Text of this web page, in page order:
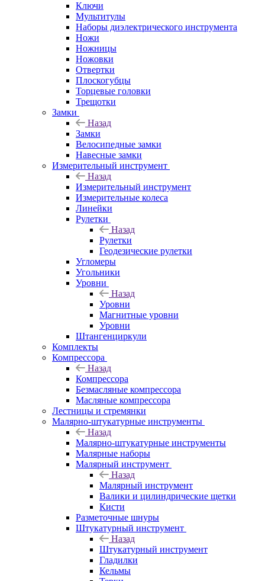
Ключи
Мультитулы
Наборы диэлектрического инструмента
Ножи
Ножницы
Ножовки
Отвертки
Плоскогубцы
Торцевые головки
Трещотки
Замки
Назад
Замки
Велосипедные замки
Навесные замки
Измерительный инструмент
Назад
Измерительный инструмент
Измерительные колеса
Линейки
Рулетки
Назад
Рулетки
Геодезические рулетки
Угломеры
Угольники
Уровни
Назад
Уровни
Магнитные уровни
Уровни
Штангенциркули
Комплекты
Компрессора
Назад
Компрессора
Безмасляные компрессора
Масляные компрессора
Лестницы и стремянки
Малярно-штукатурные инструменты
Назад
Малярно-штукатурные инструменты
Малярные наборы
Малярный инструмент
Назад
Малярный инструмент
Валики и цилиндрические щетки
Кисти
Разметочные шнуры
Штукатурный инструмент
Назад
Штукатурный инструмент
Гладилки
Кельмы